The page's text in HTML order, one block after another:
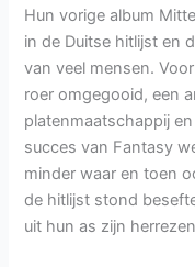
Hun vorige album
in de Duitse hitlijst en
van veel mensen.
roer omgegooid, een
platenmaatschappij
succes van Fantasy
minder waar en toen
de hitlijst stond
uit hun as zijn